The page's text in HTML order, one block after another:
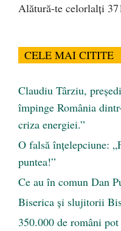
Alătură-te celorlalți
CELE MAI CITITE
Claudiu Târziu,
împinge România
criza energiei.”
O falsă înțelepciune:
puntea!”
Ce au în comun Dan
Biserica și slujitorii
350.000 de români